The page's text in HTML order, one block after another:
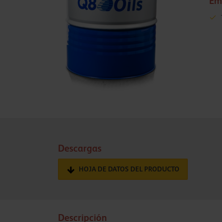
Descargas
HOJA DE DATOS DEL PRODUCTO
Descripción